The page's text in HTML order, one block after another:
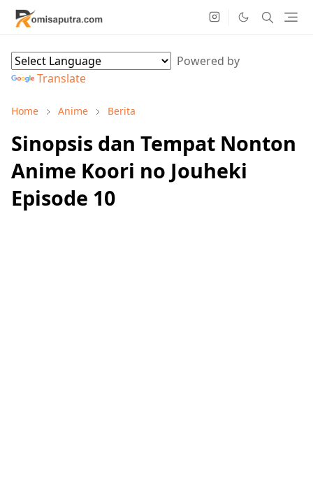
Powered by
Translate
Home Anime Berita
Sinopsis dan Tempat Nonton
Anime Koori no Jouheki
Episode 10